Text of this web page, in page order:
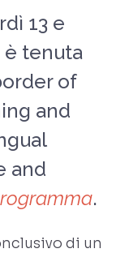
13 e
è tenuta
of
and
and
.
di un